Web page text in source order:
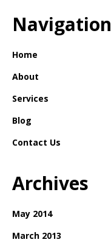
Navigation
Home
About
Services
Blog
Contact Us
Archives
May 2014
March 2013